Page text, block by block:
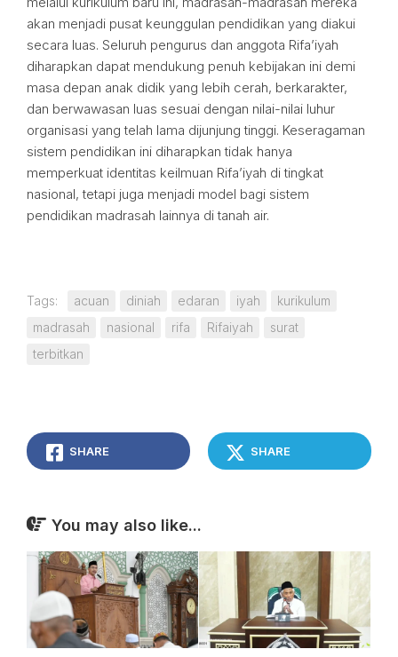
akan menjadi pusat keunggulan pendidikan yang diakui
secara luas. Seluruh pengurus dan anggota Rifa’iyah
diharapkan dapat mendukung penuh kebijakan ini demi
masa depan anak didik yang lebih cerah, berkarakter,
dan berwawasan luas sesuai dengan nilai-nilai luhur
organisasi yang telah lama dijunjung tinggi. Keseragaman
sistem pendidikan ini diharapkan tidak hanya
memperkuat identitas keilmuan Rifa’iyah di tingkat
nasional, tetapi juga menjadi model bagi sistem
pendidikan madrasah lainnya di tanah air.
Tags: acuan diniah edaran iyah
kurikulum
madrasah
nasional rifa Rifaiyah
surat
terbitkan
SHARE SHARE
You may also like...